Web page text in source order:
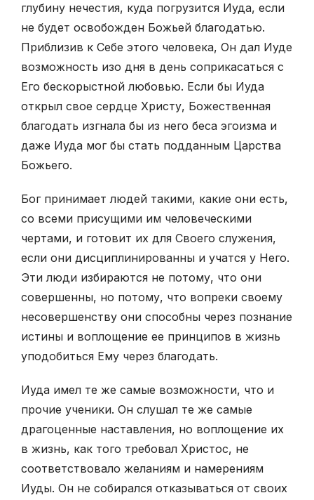
глубину нечестия, куда погрузится Иуда, если
не будет освобожден Божьей благодатью.
Приблизив к Себе этого человека, Он дал Иуде
возможность изо дня в день соприкасаться с
Его бескорыстной любовью. Если бы Иуда
открыл свое сердце Христу, Божественная
благодать изгнала бы из него беса эгоизма и
даже Иуда мог бы стать подданным Царства
Божьего.
Бог принимает людей такими, какие они есть,
со всеми присущими им человеческими
чертами, и готовит их для Своего служения,
если они дисциплинированны и учатся у Него.
Эти люди избираются не потому, что они
совершенны, но потому, что вопреки своему
несовершенству они способны через познание
истины и воплощение ее принципов в жизнь
уподобиться Ему через благодать.
Иуда имел те же самые возможности, что и
прочие ученики. Он слушал те же самые
драгоценные наставления, но воплощение их
в жизнь, как того требовал Христос, не
соответствовало желаниям и намерениям
Иуды. Он не собирался отказываться от своих